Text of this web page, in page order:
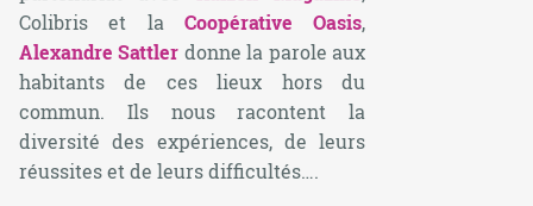
Colibris et la Coopérative Oasis,
Alexandre Sattler donne la parole aux
habitants de ces lieux hors du
commun. Ils nous racontent la
diversité des expériences, de leurs
réussites et de leurs difficultés….